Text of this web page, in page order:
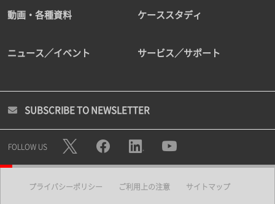
動画・各種資料 ケーススタディ
ニュース／イベント サービス／サポート
SUBSCRIBE TO NEWSLETTER
FOLLOW US
プライバシーポリシー ご利用上の注意 サイトマップ